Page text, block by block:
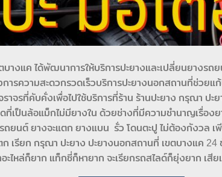
บางแค ได้พัฒนาการให้บริการปะยางและเปลี่ยนยางร
รความสะดวกรวดเร็วบริการปะยางนอกสถานที่ช่วยแ
าจรที่คับคั่งเพื่อไปใช้บริการที่ร้าน ร้านปะยาง กรุณา ปะย
เป็นล้อแม็กไม่มียางใน ด้วยช่างที่มีความชำนาญเรื่องย
ถยนต์ ยางจะแตก ยางแบน รั่ว โดนตะปู ไม่ต้องกังวล
เรียก กรุณา ปะยาง ปะยางนอกสถานที่ เขตบางแค
ไหล่ก็ยาก แท็กซี่ก็หายาก จะเรียกรถสไลด์ก็ยุ่งยาก เสีย